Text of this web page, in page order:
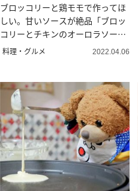
ブロッコリーと鶏モモで作ってほ
しい。甘いソースが絶品「ブロッ
コリーとチキンのオーロラソース
和え」
料理・グルメ 2022.04.06